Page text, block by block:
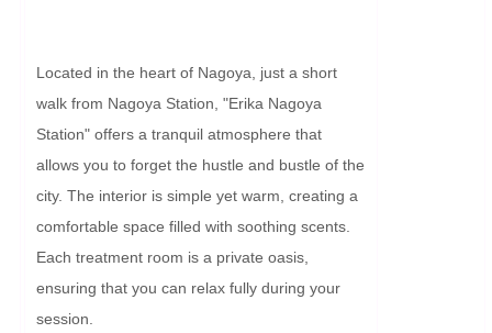
Located in the heart of Nagoya, just a short
walk from Nagoya Station, "Erika Nagoya
Station" offers a tranquil atmosphere that
allows you to forget the hustle and bustle of the
city. The interior is simple yet warm, creating a
comfortable space filled with soothing scents.
Each treatment room is a private oasis,
ensuring that you can relax fully during your
session.